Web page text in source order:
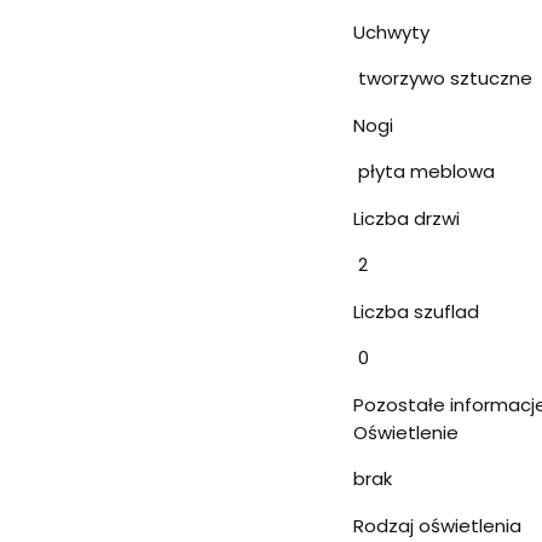
Uchwyty
tworzywo sztuczne
Nogi
płyta meblowa
Liczba drzwi
2
Liczba szuflad
0
Pozostałe
Oświetlenie
brak
Rodzaj oświetlenia